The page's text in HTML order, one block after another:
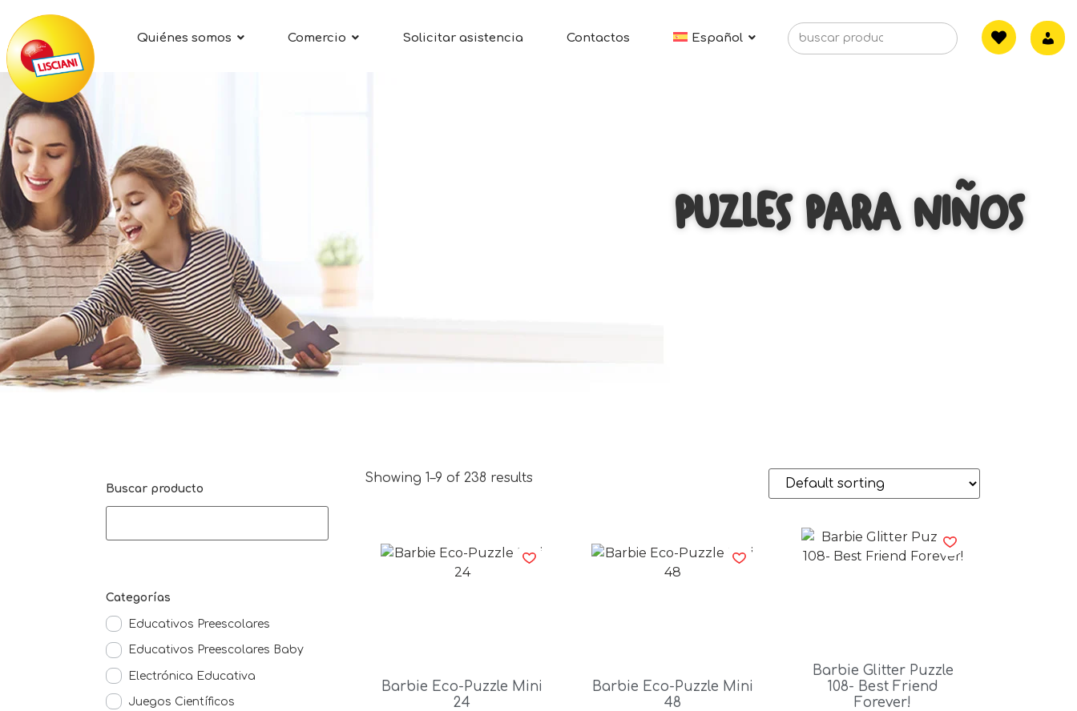
Quiénes somos Comercio Solicitar asistencia Contactos Español
PUZLES PARA NIÑOS
Buscar producto
Categorías
Educativos Preescolares
Educativos Preescolares Baby
Electrónica Educativa
Juegos Científicos
Showing 1–9 of 238 results
Barbie Eco-Puzzle Mini
24
Barbie Eco-Puzzle Mini
48
Barbie Glitter Puzzle
108- Best Friend
Forever!